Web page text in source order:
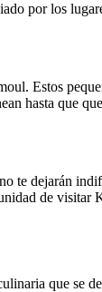
por los
Estos
hasta que
te dejarán
de visitar
que se